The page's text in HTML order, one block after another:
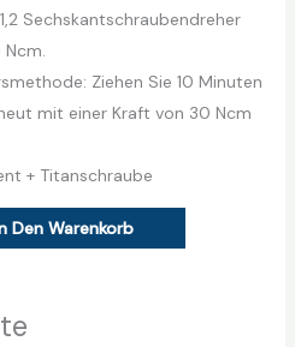
Sechskantschraubendreher
Ziehen Sie 10 Minuten
mit einer Kraft von 30 Ncm
+ Titanschraube
Den Warenkorb